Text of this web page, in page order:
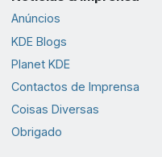
Anúncios
KDE Blogs
Planet KDE
Contactos de Imprensa
Coisas Diversas
Obrigado